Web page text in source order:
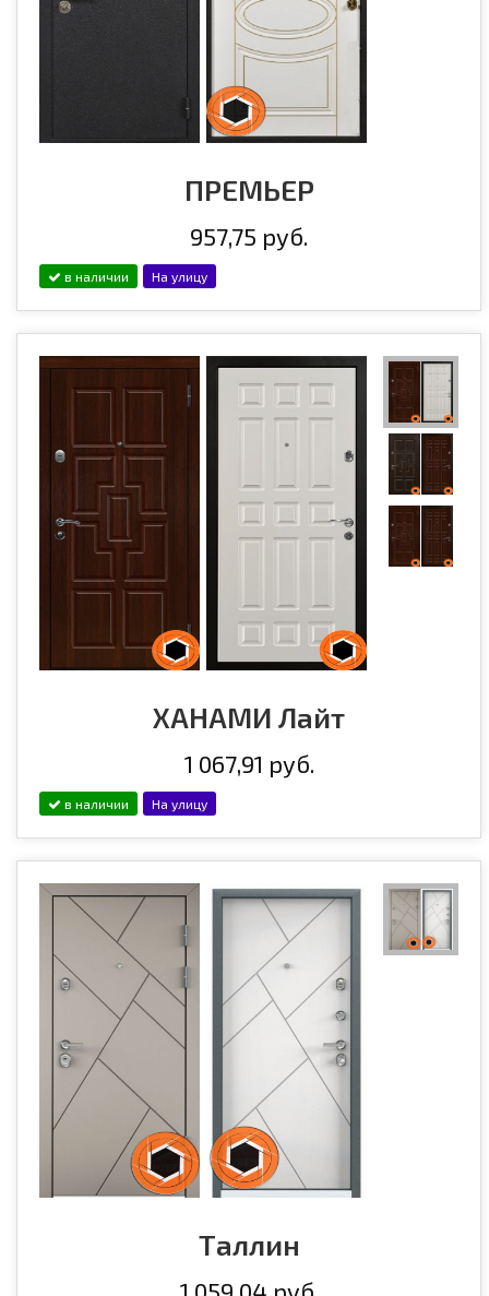
ПРЕМЬЕР
957,75 руб.
в наличии На улицу
ХАНАМИ Лайт
1 067,91 руб.
в наличии На улицу
Таллин